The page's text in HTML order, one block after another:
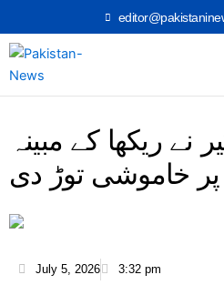
to
content
نے ریکھا کے مبینہ
خاموشی توڑ دی
July 5, 2026 3:32 pm